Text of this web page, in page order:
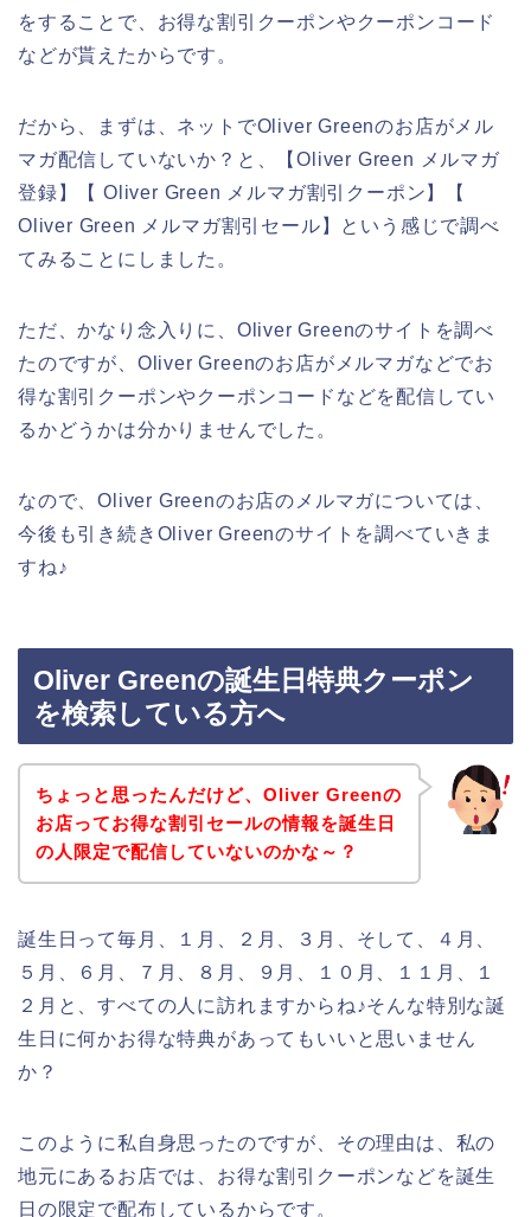
をすることで、お得な割引クーポンやクーポンコード
などが貰えたからです。
だから、まずは、ネットでOliver Greenのお店がメル
マガ配信していないか？と、【Oliver Green メルマガ
登録】【 Oliver Green メルマガ割引クーポン】【
Oliver Green メルマガ割引セール】という感じで調べ
てみることにしました。
ただ、かなり念入りに、Oliver Greenのサイトを調べ
たのですが、Oliver Greenのお店がメルマガなどでお
得な割引クーポンやクーポンコードなどを配信してい
るかどうかは分かりませんでした。
なので、Oliver Greenのお店のメルマガについては、
今後も引き続きOliver Greenのサイトを調べていきま
すね♪
Oliver Greenの誕生日特典クーポン
を検索している方へ
ちょっと思ったんだけど、Oliver Greenの
お店ってお得な割引セールの情報を誕生日
の人限定で配信していないのかな～？
誕生日って毎月、１月、２月、３月、そして、４月、
５月、６月、７月、８月、９月、１０月、１１月、１
２月と、すべての人に訪れますからね♪そんな特別な誕
生日に何かお得な特典があってもいいと思いません
か？
このように私自身思ったのですが、その理由は、私の
地元にあるお店では、お得な割引クーポンなどを誕生
日の限定で配布しているからです。